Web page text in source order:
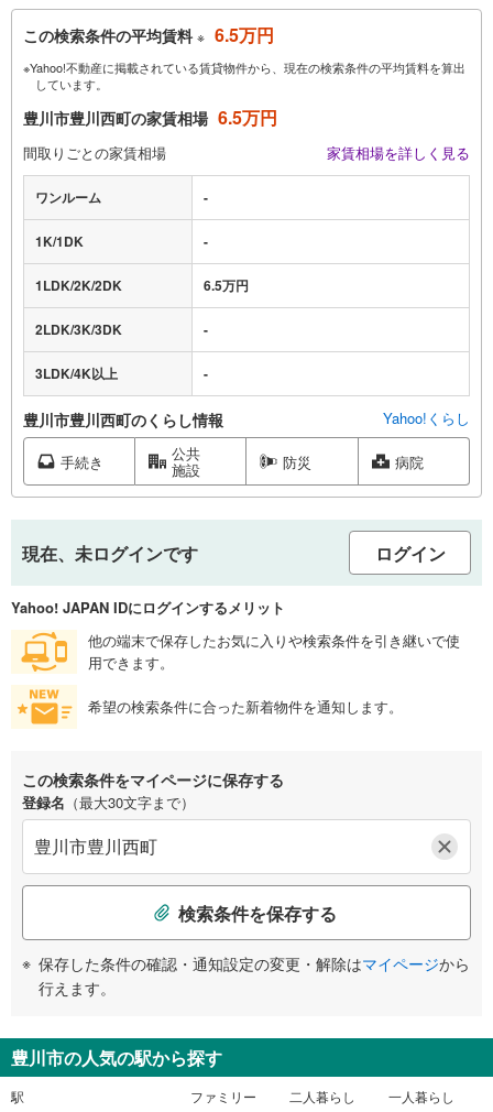
この検索条件の平均賃料 ※ 6.5万円
※Yahoo!不動産に掲載されている賃貸物件から、現在の検索条件の平均賃料を算出
しています。
豊川市豊川西町の家賃相場 6.5万円
間取りごとの家賃相場 家賃相場を詳しく見る
ワンルーム -
1K/1DK -
1LDK/2K/2DK 6.5万円
2LDK/3K/3DK -
3LDK/4K以上 -
豊川市豊川西町のくらし情報 Yahoo!くらし
手続き 公共
施設 防災 病院
現在、未ログインです ログイン
Yahoo! JAPAN IDにログインするメリット
他の端末で保存したお気に入りや検索条件を引き継いで使
用できます。
希望の検索条件に合った新着物件を通知します。
この検索条件をマイページに保存する
登録名 （最大30文字まで）
検索条件を保存する
保存した条件の確認・通知設定の変更・解除はマイページから
行えます。
豊川市の人気の駅から探す
駅 ファミリー 二人暮らし 一人暮らし